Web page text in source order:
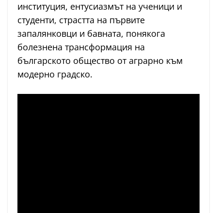
институция, ентусиазмът на ученици и
студенти, страстта на първите
запалянковци и бавната, понякога
болезнена трансформация на
българското общество от аграрно към
модерно градско.